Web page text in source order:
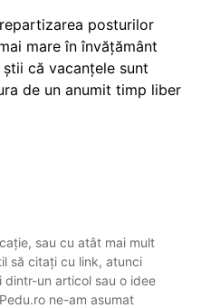
posturilor
mare în învățământ
că vacanțele sunt
de un anumit timp liber
sau cu atât mai mult
să citați cu link, atunci
un articol sau o idee
ne-am asumat